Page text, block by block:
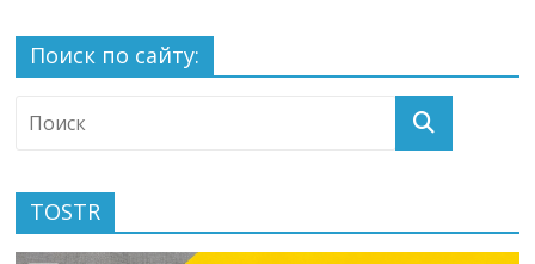
Поиск по сайту:
TOSTR